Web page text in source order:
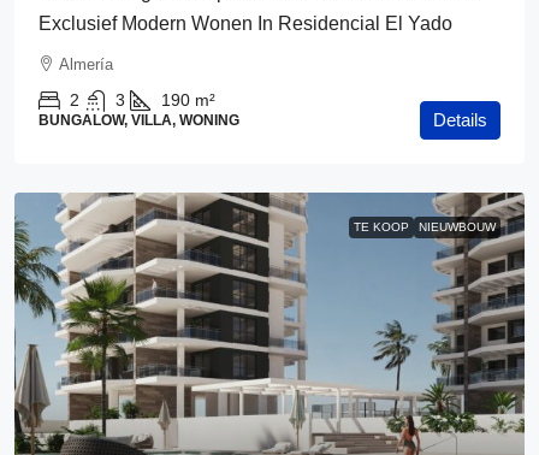
Exclusief Modern Wonen In Residencial El Yado
Almería
2 3 190 m²
BUNGALOW, VILLA, WONING Details
TE KOOP NIEUWBOUW